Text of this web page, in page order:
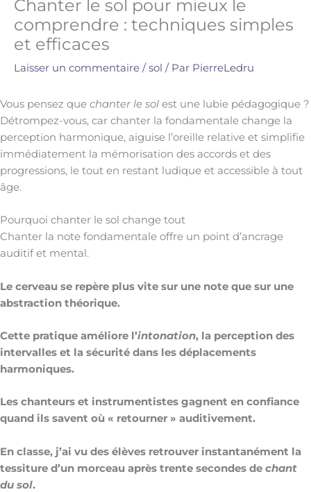
Chanter le sol pour mieux le
comprendre : techniques simples
et efficaces
Laisser un commentaire /sol / Par PierreLedru
Vous pensez que chanter le sol est une lubie pédagogique ?
Détrompez-vous, car chanter la fondamentale change la
perception harmonique, aiguise l’oreille relative et simplifie
immédiatement la mémorisation des accords et des
progressions, le tout en restant ludique et accessible à tout
âge.
Pourquoi chanter le sol change tout
Chanter la note fondamentale offre un point d’ancrage
auditif et mental.
Le cerveau se repère plus vite sur une note que sur une
abstraction théorique.
Cette pratique améliore l’intonation, la perception des
intervalles et la sécurité dans les déplacements
harmoniques.
Les chanteurs et instrumentistes gagnent en confiance
quand ils savent où « retourner » auditivement.
En classe, j’ai vu des élèves retrouver instantanément la
tessiture d’un morceau après trente secondes de chant
du sol.